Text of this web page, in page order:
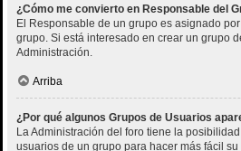
¿Cómo me convierto en Responsable del
El Responsable de un grupo es asignado
grupo. Si está interesado en crear un grupo
Administración.
Arriba
¿Por qué algunos Grupos de Usuarios
La Administración del foro tiene la
usuarios de un grupo para hacer más fácil